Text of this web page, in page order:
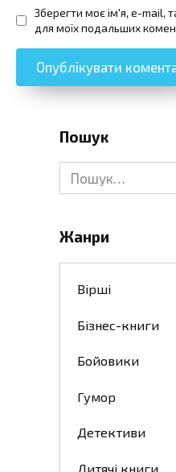
Зберегти моє ім'я, e-mail,
для моїх подальших
Пошук
Search
for:
Жанри
Вірші
Бізнес-книги
Бойовики
Гумор
Детективи
Дитячі книги